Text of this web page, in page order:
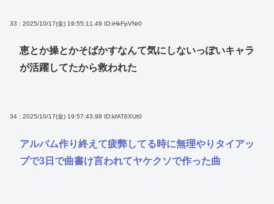
33 : 2025/10/17(金) 19:55:11.49 ID:iHkFpVNr0
恵とか操とかそばかすなんて気にしないっぽいキャラ
が活躍してたから救われた
34 : 2025/10/17(金) 19:57:43.98 ID:kfAT6XUt0
アルバム作り終えて疲弊してる時に無理やりタイアッ
プで3日で曲書け言われてヤケクソで作った曲